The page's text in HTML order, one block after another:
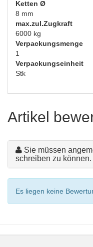
Ketten Ø
8 mm
max.zul.Zugkraft
6000 kg
Verpackungsmenge
1
Verpackungseinheit
Stk
Artikel
Sie müssen
schreiben zu können.
Es liegen keine